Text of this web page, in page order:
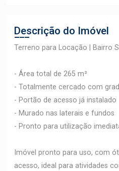
Descrição do Imóvel
Terreno para Locação | Bairro
- Área total de 265 m²
- Totalmente cercado com
- Portão de acesso já instalado
- Murado nas laterais e fundos
- Pronto para utilização
Imóvel pronto para uso, com
acesso, ideal para atividades